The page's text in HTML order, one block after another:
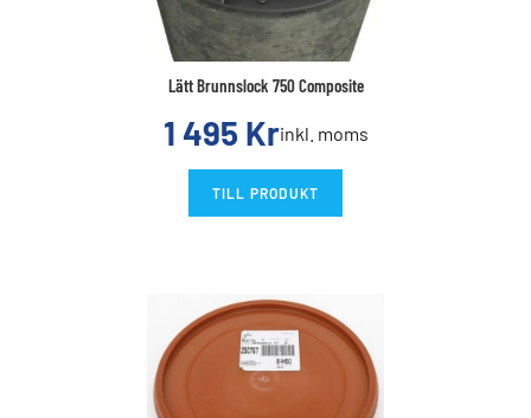
Lätt Brunnslock 750 Composite
1 495 Krinkl. moms
TILL PRODUKT